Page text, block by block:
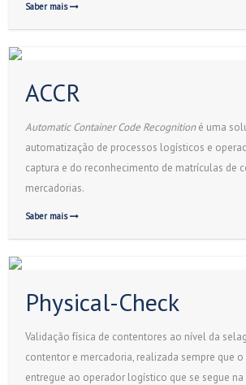
Saber mais
ACCR
Automatic Container Code Recognitioné uma
automatização de processos logísticos e
captura e do reconhecimento de matrículas de
mercadorias.
Saber mais
Physical-Check
Validação física de contentores ao nível da
contentor e mercadoria, realizada sempre que
entregue ao operador logístico que se segue na